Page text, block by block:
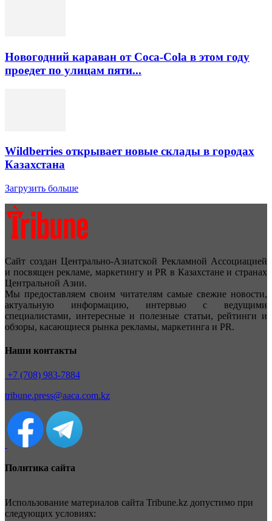
Новогодний караван от Coca-Cola в этом году
проедет по улицам пяти...
Wildberries открывает новые склады в городах
Казахстана
Загрузить больше
Сайт создан Центрально-Азиатской Рекламной Ассоциацией
и посвящен рекламе, маркетингу и PR в Казахстане и странах
Центральной Азии.
Мы предоставляем своим читателям самые свежие новости,
актуальную информацию, интервью с ведущими
специалистами, интересные и полезные статьи, рейтинги и
обзоры, касающиеся рынка рекламы, маркетинга и PR.
Наши контакты
+7 (708) 983-7884
tribune.press@aaca.com.kz
Политика сайта
Использование материалов сайта Tribune.kz допустимо при
следующих условиях: